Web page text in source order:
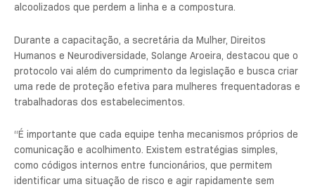
alcoolizados que perdem a linha e a compostura.
Durante a capacitação, a secretária da Mulher, Direitos
Humanos e Neurodiversidade, Solange Aroeira, destacou que o
protocolo vai além do cumprimento da legislação e busca criar
uma rede de proteção efetiva para mulheres frequentadoras e
trabalhadoras dos estabelecimentos.
“É importante que cada equipe tenha mecanismos próprios de
comunicação e acolhimento. Existem estratégias simples,
como códigos internos entre funcionários, que permitem
identificar uma situação de risco e agir rapidamente sem